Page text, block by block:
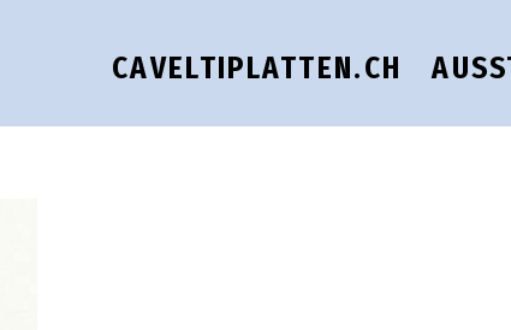
CAVELTIPLATTEN.CH